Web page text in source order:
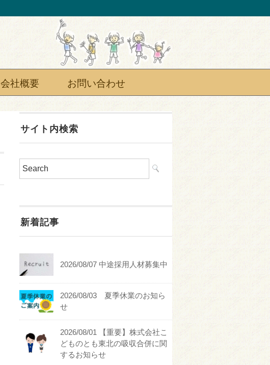
会社概要 お問い合わせ
サイト内検索
新着記事
2026/08/07 中途採用人材募集中
2026/08/03 夏季休業のお知ら
せ
2026/08/01 【重要】株式会社こ
どものとも東北の吸収合併に関
するお知らせ